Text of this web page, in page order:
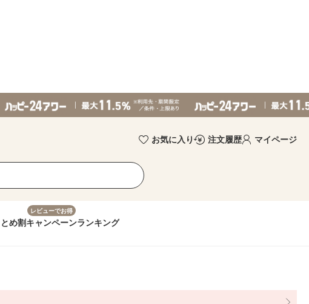
お気に入り 注文履歴 マイページ
とめ割
レビューでお得
キャンペーンランキング